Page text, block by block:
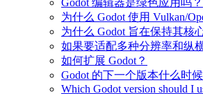
Godot 编辑器是绿色应用吗？
为什么 Godot 使用 Vulkan/
为什么 Godot 旨在保持其核
如果要适配多种分辨率和纵
如何扩展 Godot？
Godot 的下一个版本什么时
Which Godot version should I